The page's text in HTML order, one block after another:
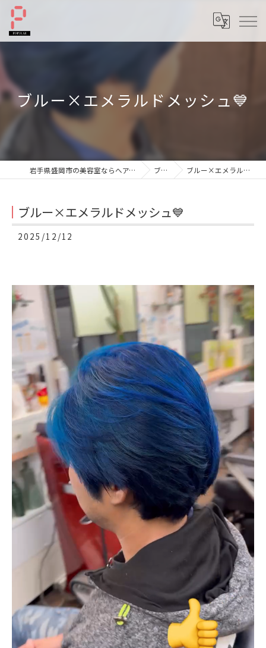
ブルー×エメラルドメッシュ💙
岩手県盛岡市の美容室ならへアーサロンポプラル ブログ ブルー×エメラルドメッシュ💙
ブルー×エメラルドメッシュ💙
2025/12/12